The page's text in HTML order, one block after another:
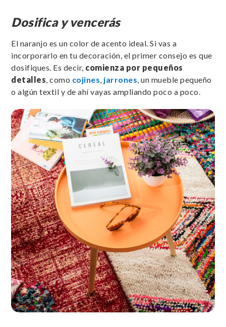
Dosifica y vencerás
El naranjo es un color de acento ideal. Si vas a
incorporarlo en tu decoración, el primer consejo es que
dosifiques. Es decir, comienza por pequeños
detalles, como cojines, jarrones, un mueble pequeño
o algún textil y de ahí vayas ampliando poco a poco.